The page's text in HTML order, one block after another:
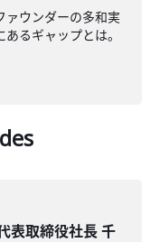
ァウンダーの多和実
るギャップとは。
表取締役社長 千